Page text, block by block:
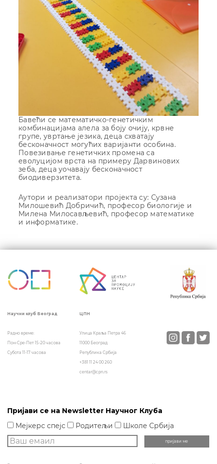
Бавећи се математичко-генетичким
комбинацијама алела за боју очију, крвне
групе, увртање језика, деца схватају
бесконачност могућих варијанти особина.
Повезивање генетичких промена са
еволуцијом врста на примеру Дарвинових
зеба, деца уочавају бесконачност
биодиверзитета.
Аутори и реализатори пројекта су: Сузана
Милошевић Добричић, професор биологије и
Милена Милосављевић, професор математике
и информатике.
Кретање
Научни клуб Београд
Радно време:
Пон-Сре-Пет 15-20 часова
Субота 11-17 часова
ЦПН
Улица Краља Петра 46
11000 Београд
Република Србија
+381 11 24 00 260
centar@cpn.rs
Пријави се на Newsletter Научног Клуба
Мејкерс спејс
Родитељи Школе Србија